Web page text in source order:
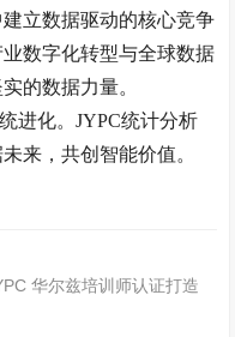
立数据驱动的核心竞争
数字化转型与全球数据
的数据力量。
进化。JYPC统计分析
来，共创智能价值。
华尔兹培训师认证打造